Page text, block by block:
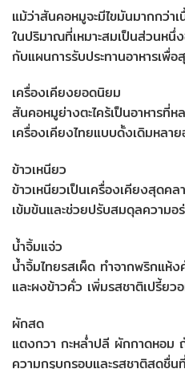
แม้ว่าสันคอหมูจะมีไขมันมากกว่า
ในปริมาณที่เหมาะสมเป็นส่วนหนึ่
กับแผนการรับประทานอาหารเพื่
เครื่องเคียงยอดนิยม
สันคอหมูย่างตะไคร้เป็นอาหารที่ห
เครื่องเคียงไทยแบบดั้งเดิมหลา
ข้าวเหนียว
ข้าวเหนียวเป็นเครื่องเคียงสุดค
เข้มข้นและช่วยปรับสมดุลความอ
น้ำจิ้มแจ่ว
น้ำจิ้มไทยรสเผ็ด ทำจากพริกแห้
และผงข้าวคั่ว เพิ่มรสชาติเปรี้ย
ผักสด
แตงกวา กะหล่ำปลี ผักกาดหอม
ความกรุบกรอบและรสชาติสดชื่น